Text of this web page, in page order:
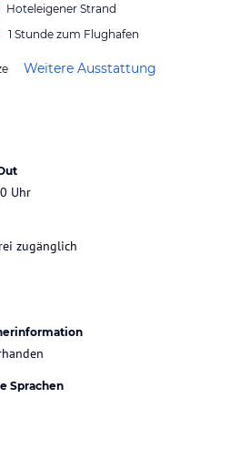
Hoteleigener Strand
1 Stunde zum Flughafen
Weitere Ausstattung
Uhr
zugänglich
Sprachen